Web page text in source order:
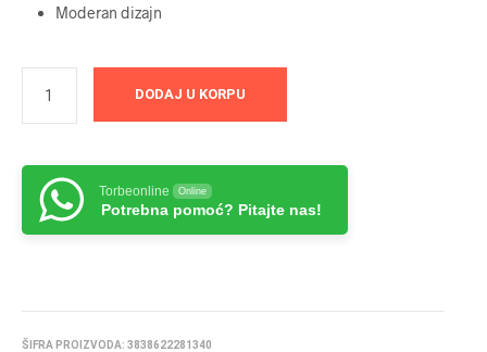
Moderan dizajn
DODAJ U KORPU
Torbeonline Online
Potrebna pomoć? Pitajte nas!
ŠIFRA PROIZVODA: 3838622281340